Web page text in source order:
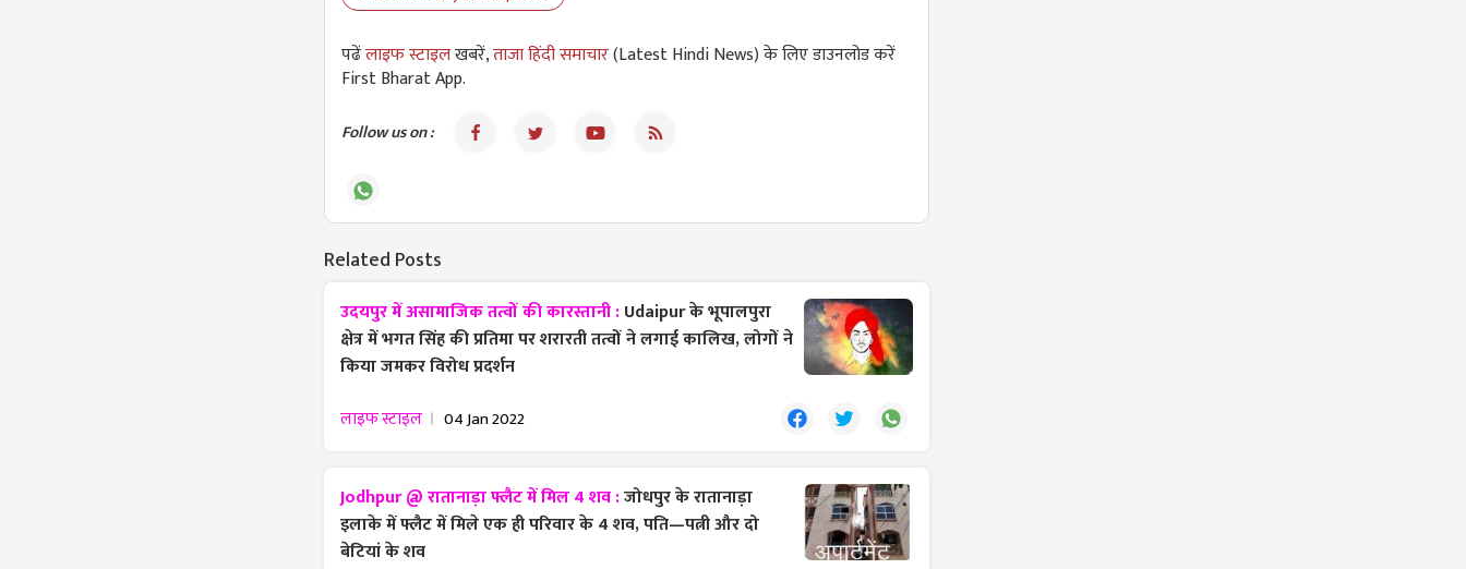
पढेंलाइफ स्टाइलखबरें,ताजा हिंदी समाचार(Latest Hindi News) के लिए डाउनलोड करें
First Bharat App.
Follow us on :
Related Posts
उदयपुर में असामाजिक तत्वों की कारस्तानी :Udaipur के भूपालपुरा
क्षेत्र में भगत सिंह की प्रतिमा पर शरारती तत्वों ने लगाई कालिख, लोगों ने
किया जमकर विरोध प्रदर्शन
लाइफ स्टाइल 04 Jan 2022
Jodhpur @ रातानाड़ा फ्लैट में मिल 4 शव :जोधपुर के रातानाड़ा
इलाके में फ्लैट में मिले एक ही परिवार के 4 शव, ​पति—पत्नी और दो
बेटियां के शव